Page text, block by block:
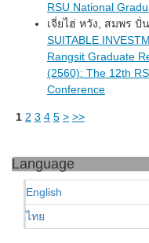
RSU National
เจี่ยไฮ่ หวัง, สมพร ปั่
SUITABLE
Rangsit Graduate
(2560): The 12th
Conference
1 2 3 4 5 > >>
Language
English
ไทย